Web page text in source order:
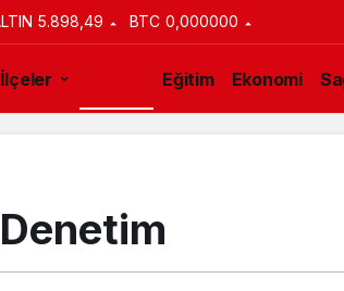
5.898,49 BTC 0,000000
İlçeler Eğitim Ekonomi